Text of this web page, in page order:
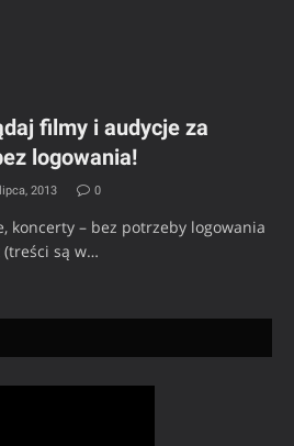
filmy i audycje za
logowania!
2013 0
koncerty – bez potrzeby logowania
(treści są w…